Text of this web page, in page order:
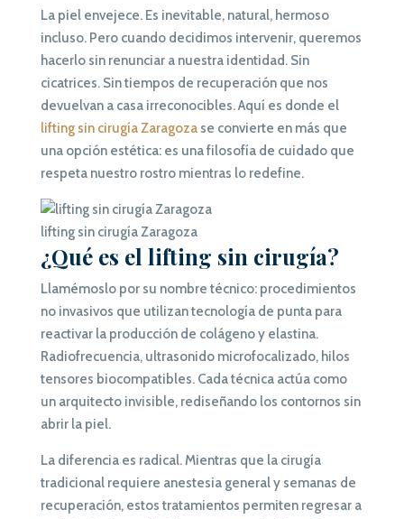
La piel envejece. Es inevitable, natural, hermoso
incluso. Pero cuando decidimos intervenir, queremos
hacerlo sin renunciar a nuestra identidad. Sin
cicatrices. Sin tiempos de recuperación que nos
devuelvan a casa irreconocibles. Aquí es donde el
lifting sin cirugía Zaragozase convierte en más que
una opción estética: es una filosofía de cuidado que
respeta nuestro rostro mientras lo redefine.
lifting sin cirugía Zaragoza
¿Qué es el lifting sin cirugía?
Llamémoslo por su nombre técnico: procedimientos
no invasivos que utilizan tecnología de punta para
reactivar la producción de colágeno y elastina.
Radiofrecuencia, ultrasonido microfocalizado, hilos
tensores biocompatibles. Cada técnica actúa como
un arquitecto invisible, rediseñando los contornos sin
abrir la piel.
La diferencia es radical. Mientras que la cirugía
tradicional requiere anestesia general y semanas de
recuperación, estos tratamientos permiten regresar a